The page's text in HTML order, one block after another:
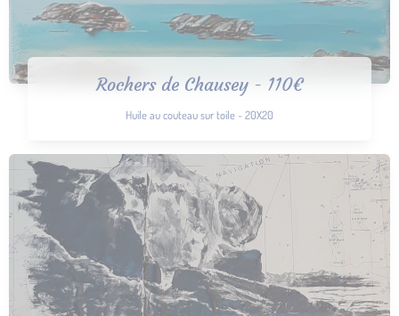
Rochers de Chausey - 110€
Huile au couteau sur toile - 20X20